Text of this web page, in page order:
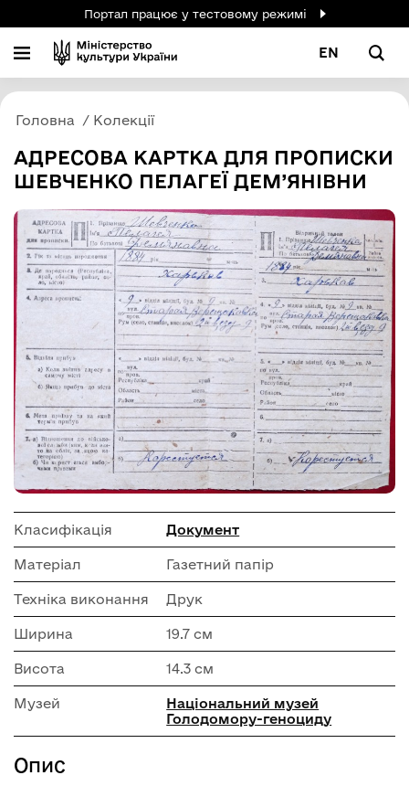
Портал працює у тестовому режимі
EN
Головна Колекції
АДРЕСОВА КАРТКА ДЛЯ ПРОПИСКИ
ШЕВЧЕНКО ПЕЛАГЕЇ ДЕМ’ЯНІВНИ
Класифікація Документ
Матеріал Газетний папір
Техніка виконання Друк
Ширина 19.7 см
Висота 14.3 см
Музей
Національний музей
Голодомору-геноциду
Опис